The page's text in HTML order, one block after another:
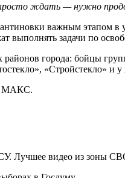
ждать — нужно
важным этапом
выполнять задачи по
города: бойцы
«Стройстекло» и
МАКС.
Лучшее видео из зоны